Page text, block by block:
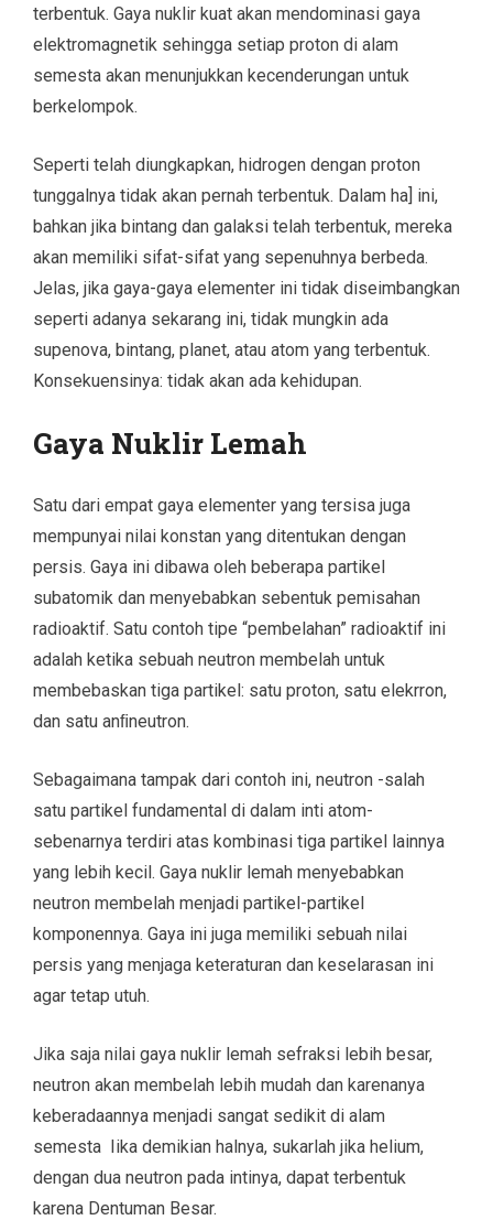
terbentuk. Gaya nuklir kuat akan mendominasi gaya
elektromagnetik sehingga setiap proton di alam
semesta akan menunjukkan kecenderungan untuk
berkelompok.
Seperti telah diungkapkan, hidrogen dengan proton
tunggalnya tidak akan pernah terbentuk. Dalam ha] ini,
bahkan jika bintang dan galaksi telah terbentuk, mereka
akan memiliki sifat-sifat yang sepenuhnya berbeda.
Jelas, jika gaya-gaya elementer ini tidak diseimbangkan
seperti adanya sekarang ini, tidak mungkin ada
supenova, bintang, planet, atau atom yang terbentuk.
Konsekuensinya: tidak akan ada kehidupan.
Gaya Nuklir Lemah
Satu dari empat gaya elementer yang tersisa juga
mempunyai nilai konstan yang ditentukan dengan
persis. Gaya ini dibawa oleh beberapa partikel
subatomik dan menyebabkan sebentuk pemisahan
radioaktif. Satu contoh tipe “pembelahan” radioaktif ini
adalah ketika sebuah neutron membelah untuk
membebaskan tiga partikel: satu proton, satu elekrron,
dan satu anﬁneutron.
Sebagaimana tampak dari contoh ini, neutron -salah
satu partikel fundamental di dalam inti atom-
sebenarnya terdiri atas kombinasi tiga partikel lainnya
yang lebih kecil. Gaya nuklir lemah menyebabkan
neutron membelah menjadi partikel-partikel
komponennya. Gaya ini juga memiliki sebuah nilai
persis yang menjaga keteraturan dan keselarasan ini
agar tetap utuh.
Jika saja nilai gaya nuklir lemah sefraksi lebih besar,
neutron akan membelah lebih mudah dan karenanya
keberadaannya menjadi sangat sedikit di alam
semesta Iika demikian halnya, sukarlah jika helium,
dengan dua neutron pada intinya, dapat terbentuk
karena Dentuman Besar.